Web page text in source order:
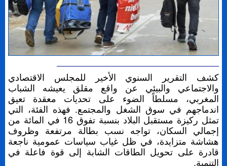
كشف التقرير السنوي الأخير للمجلس الاقتصادي
والاجتماعي والبيئي عن واقع مقلق يعيشه الشباب
المغربي، مسلطاً الضوء على تحديات معقدة تعيق
اندماجهم في سوق الشغل والمجتمع. فهذه الفئة، التي
تمثل ركيزة مستقبل البلاد بنسبة تفوق 16 في المائة من
إجمالي السكان، تواجه نسب بطالة مرتفعة وظروف
هشاشة متزايدة، في ظل غياب سياسات عمومية ناجعة
قادرة على تحويل الطاقات الشابة إلى قوة فاعلة في
التنمية.